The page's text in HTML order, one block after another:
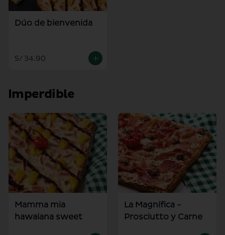
Dúo de bienvenida
S/ 34.90
Imperdible
Mamma mia
hawaiana sweet
La Magnífica -
Prosciutto y Carne